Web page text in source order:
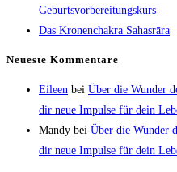
inspirierendes
Stillbuch
Geburtsvorbereitungskurs
Das Kronenchakra Sahasrāra
Neueste Kommentare
Eileen bei Über die Wunder
dir neue Impulse für dein
Mandy bei Über die Wunder
dir neue Impulse für dein